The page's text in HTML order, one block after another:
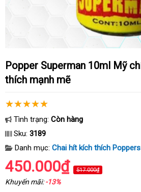
Popper Superman 10ml Mỹ chính hãng PWD kích
thích mạnh mẽ
Tình trạng: Còn hàng
Sku: 3189
Danh mục: Chai hít kích thích Poppers
450.000₫ 517.000₫
Khuyến mãi:-13%